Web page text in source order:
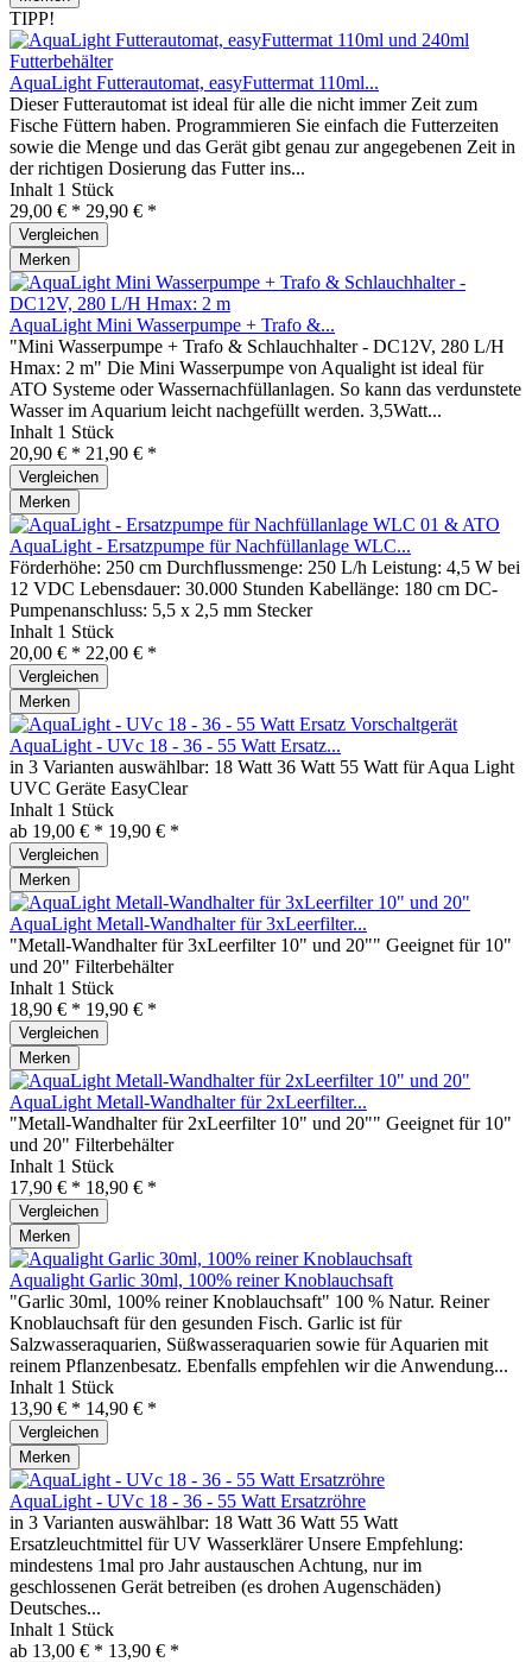
TIPP!
AquaLight Futterautomat, easyFuttermat 110ml...
Dieser Futterautomat ist ideal für alle die nicht immer Zeit zum
Fische Füttern haben. Programmieren Sie einfach die Futterzeiten
sowie die Menge und das Gerät gibt genau zur angegebenen Zeit in
der richtigen Dosierung das Futter ins...
Inhalt 1 Stück
29,00 € * 29,90 € *
Vergleichen
Merken
AquaLight Mini Wasserpumpe + Trafo &...
"Mini Wasserpumpe + Trafo & Schlauchhalter - DC12V, 280 L/H
Hmax: 2 m" Die Mini Wasserpumpe von Aqualight ist ideal für
ATO Systeme oder Wassernachfüllanlagen. So kann das verdunstete
Wasser im Aquarium leicht nachgefüllt werden. 3,5Watt...
Inhalt 1 Stück
20,90 € * 21,90 € *
Vergleichen
Merken
AquaLight - Ersatzpumpe für Nachfüllanlage WLC...
Förderhöhe: 250 cm Durchflussmenge: 250 L/h Leistung: 4,5 W bei
12 VDC Lebensdauer: 30.000 Stunden Kabellänge: 180 cm DC-
Pumpenanschluss: 5,5 x 2,5 mm Stecker
Inhalt 1 Stück
20,00 € * 22,00 € *
Vergleichen
Merken
AquaLight - UVc 18 - 36 - 55 Watt Ersatz...
in 3 Varianten auswählbar: 18 Watt 36 Watt 55 Watt für Aqua Light
UVC Geräte EasyClear
Inhalt 1 Stück
ab 19,00 € * 19,90 € *
Vergleichen
Merken
AquaLight Metall-Wandhalter für 3xLeerfilter...
"Metall-Wandhalter für 3xLeerfilter 10" und 20"" Geeignet für 10"
und 20" Filterbehälter
Inhalt 1 Stück
18,90 € * 19,90 € *
Vergleichen
Merken
AquaLight Metall-Wandhalter für 2xLeerfilter...
"Metall-Wandhalter für 2xLeerfilter 10" und 20"" Geeignet für 10"
und 20" Filterbehälter
Inhalt 1 Stück
17,90 € * 18,90 € *
Vergleichen
Merken
Aqualight Garlic 30ml, 100% reiner Knoblauchsaft
"Garlic 30ml, 100% reiner Knoblauchsaft" 100 % Natur. Reiner
Knoblauchsaft für den gesunden Fisch. Garlic ist für
Salzwasseraquarien, Süßwasseraquarien sowie für Aquarien mit
reinem Pflanzenbesatz. Ebenfalls empfehlen wir die Anwendung...
Inhalt 1 Stück
13,90 € * 14,90 € *
Vergleichen
Merken
AquaLight - UVc 18 - 36 - 55 Watt Ersatzröhre
in 3 Varianten auswählbar: 18 Watt 36 Watt 55 Watt
Ersatzleuchtmittel für UV Wasserklärer Unsere Empfehlung:
mindestens 1mal pro Jahr austauschen Achtung, nur im
geschlossenen Gerät betreiben (es drohen Augenschäden)
Deutsches...
Inhalt 1 Stück
ab 13,00 € * 13,90 € *